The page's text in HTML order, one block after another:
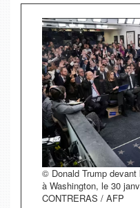
© Donald Trump
à Washington, le 30
CONTRERAS / AFP